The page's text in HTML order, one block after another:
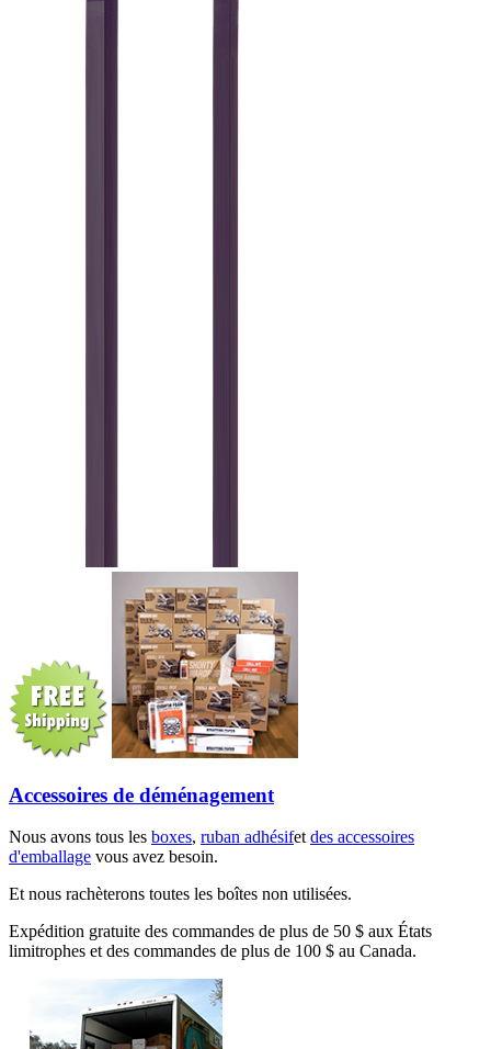
Accessoires de déménagement
Nous avons tous les boxes, ruban adhésifetdes accessoires
d'emballage vous avez besoin.
Et nous rachèterons toutes les boîtes non utilisées.
Expédition gratuite des commandes de plus de 50 $ aux États
limitrophes et des commandes de plus de 100 $ au Canada.